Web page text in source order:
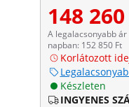
148
A legalacsonyabb
napban: 152 850 Ft
Korlátozott
Készleten
INGYENES